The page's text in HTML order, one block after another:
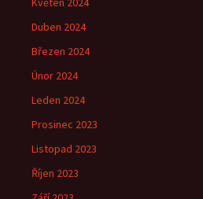
Duben 2024
Březen 2024
Únor 2024
Leden 2024
Prosinec 2023
Listopad 2023
Říjen 2023